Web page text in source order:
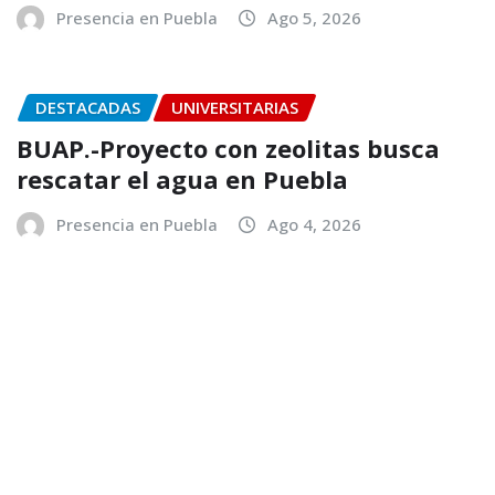
Presencia en Puebla Ago 5, 2026
DESTACADAS UNIVERSITARIAS
BUAP.-Proyecto con zeolitas busca
rescatar el agua en Puebla
Presencia en Puebla Ago 4, 2026